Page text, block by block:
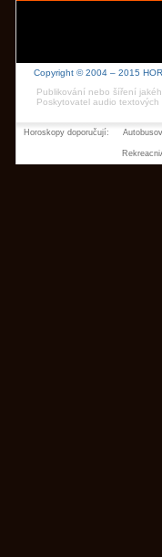
Copyright © 2004 – 2015
Publikování nebo šíření
Poskytovatel audio
Horoskopy doporučují: